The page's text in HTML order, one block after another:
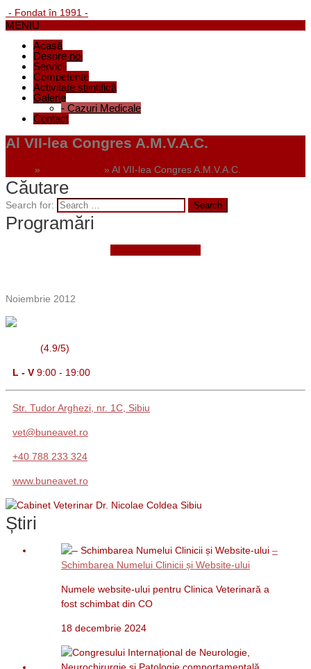
- Fondat în 1991 -
MENIU
Acasă
Despre noi
Servicii
Competențe
Activitate științifică
Galerie
- Cazuri Medicale
Contact
Al VII-lea Congres A.M.V.A.C.
» » Al VII-lea Congres A.M.V.A.C.
Căutare
Search for:
Programări
Noiembrie 2012
(4.9/5)
L - V 9:00 - 19:00
Str. Tudor Arghezi, nr. 1C, Sibiu
vet@buneavet.ro
+40 788 233 324
www.buneavet.ro
Știri
–
Schimbarea Numelui Clinicii și Website-ului
Numele website-ului pentru Clinica Veterinară a
fost schimbat din CO
18 decembrie 2024